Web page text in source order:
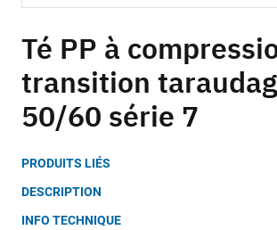
to
the
beginning
of
the
images
gallery
Té PP à
transition
50/60 série 7
PRODUITS LIÉS
DESCRIPTION
INFO TECHNIQUE